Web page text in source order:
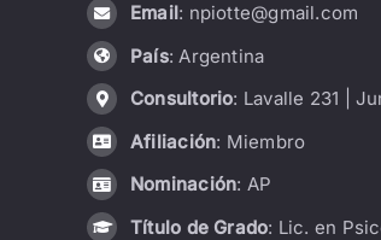
Email: npiotte@gmail.com
País: Argentina
Consultorio: Lavalle 231 |
Afiliación: Miembro
Nominación: AP
Título de Grado: Lic. en